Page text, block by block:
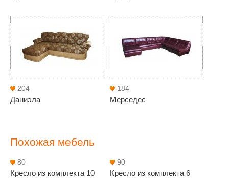
204
Даниэла
184
Мерседес
Похожая мебель
80
Кресло из комплекта 10
90
Кресло из комплекта 6